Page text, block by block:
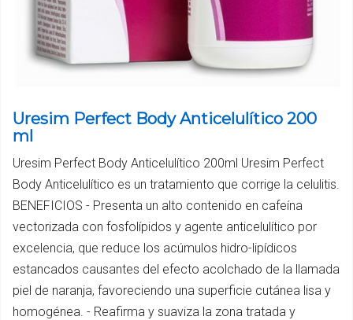
Uresim Perfect Body Anticelulítico 200
ml
Uresim Perfect Body Anticelulítico 200ml Uresim Perfect
Body Anticelulítico es un tratamiento que corrige la celulitis.
BENEFICIOS - Presenta un alto contenido en cafeína
vectorizada con fosfolípidos y agente anticelulítico por
excelencia, que reduce los acúmulos hidro-lipídicos
estancados causantes del efecto acolchado de la llamada
piel de naranja, favoreciendo una superficie cutánea lisa y
homogénea. - Reafirma y suaviza la zona tratada y